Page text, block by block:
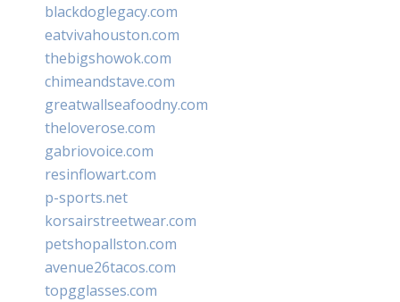
blackdoglegacy.com
eatvivahouston.com
thebigshowok.com
chimeandstave.com
greatwallseafoodny.com
theloverose.com
gabriovoice.com
resinflowart.com
p-sports.net
korsairstreetwear.com
petshopallston.com
avenue26tacos.com
topgglasses.com